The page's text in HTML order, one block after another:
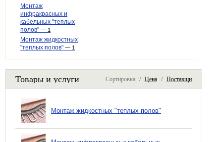
Монтаж
инфракрасных и
кабельных "теплых
полов" — 1
Монтаж жидкостных
"теплых полов" — 1
Товары и услуги Сортировка / Цена/ Поставщик
Монтаж жидкостных "теплых полов"